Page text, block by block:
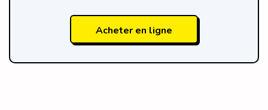
Acheter en ligne